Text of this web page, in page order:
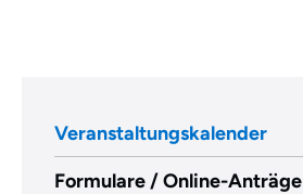
Veranstaltungskalender
Formulare / Online-Anträge